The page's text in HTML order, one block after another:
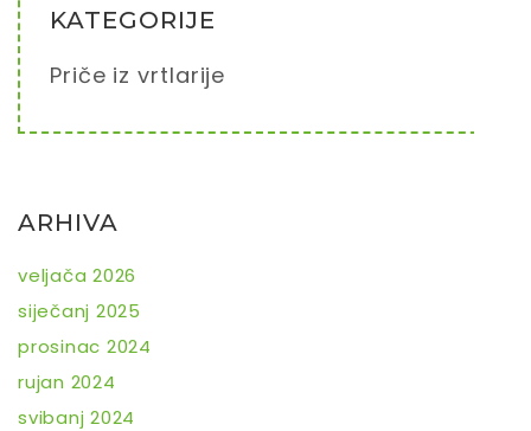
KATEGORIJE
Priče iz vrtlarije
ARHIVA
veljača 2026
siječanj 2025
prosinac 2024
rujan 2024
svibanj 2024